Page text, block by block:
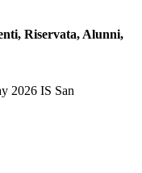
Riservata, Alunni,
2026 IS San